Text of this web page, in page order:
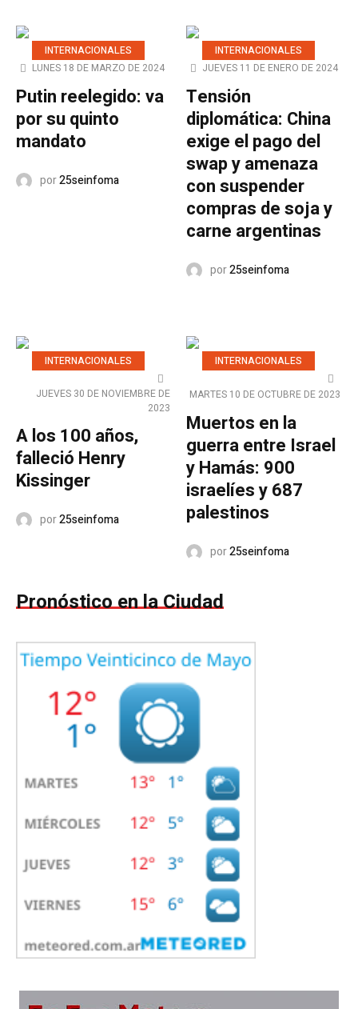
INTERNACIONALES
LUNES 18 DE MARZO DE 2024
Putin reelegido: va
por su quinto
mandato
por25seinfoma
INTERNACIONALES
JUEVES 11 DE ENERO DE 2024
Tensión
diplomática: China
exige el pago del
swap y amenaza
con suspender
compras de soja y
carne argentinas
por25seinfoma
INTERNACIONALES
JUEVES 30 DE NOVIEMBRE DE
2023
A los 100 años,
falleció Henry
Kissinger
por25seinfoma
INTERNACIONALES
MARTES 10 DE OCTUBRE DE 2023
Muertos en la
guerra entre Israel
y Hamás: 900
israelíes y 687
palestinos
por25seinfoma
Pronóstico en la Ciudad